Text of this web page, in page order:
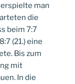
man
die
beim 7:7
(21.) eine
Bis zum
mit
In die